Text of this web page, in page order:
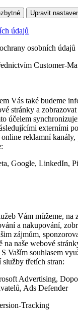
Upravit
údajů
osobních údajů
Customer-
Vás také budeme
stránky a
účelem
externími
reklamní
Google, LinkedIn,
Vám můžeme, na
a nakupování,
zájmům,
na naše webové
Vaším souhlasem
třetích stran:
Advertising,
Ads Defender
Tracking